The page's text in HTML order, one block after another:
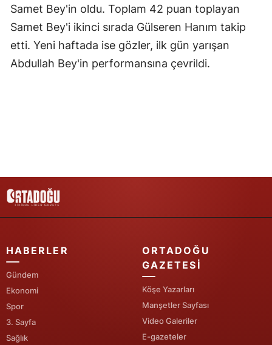
Van
Yozgat
Batman
Ardahan
Iğdır
Yalova
Samet Bey'in oldu. Toplam 42 puan toplayan
Samet Bey'i ikinci sırada Gülseren Hanım takip
etti. Yeni haftada ise gözler, ilk gün yarışan
Abdullah Bey'in performansına çevrildi.
HABERLER
Gündem
Ekonomi
Spor
3. Sayfa
Sağlık
ORTADOĞU
GAZETESI
Köşe Yazarları
Manşetler Sayfası
Video Galeriler
E-gazeteler